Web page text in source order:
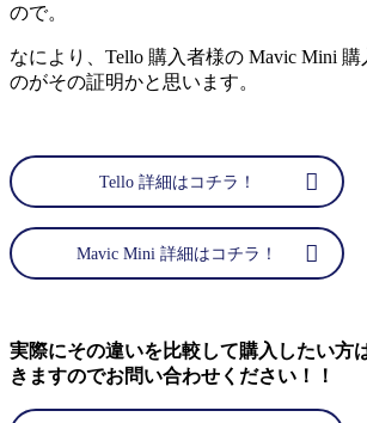
ので。
なにより、Tello 購入者様の Mavic Mini
のがその証明かと思います。
Tello 詳細はコチラ！
Mavic Mini 詳細はコチラ！
実際にその違いを比較して購入したい方
きますのでお問い合わせください！！